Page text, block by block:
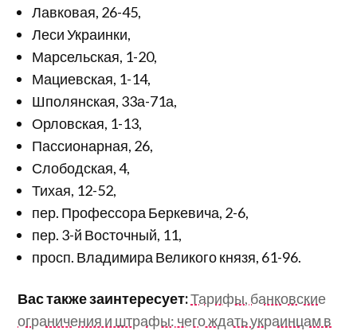
Лавковая, 26-45,
Леси Украинки,
Марсельская, 1-20,
Мациевская, 1-14,
Шполянская, 33а-71а,
Орловская, 1-13,
Пассионарная, 26,
Слободская, 4,
Тихая, 12-52,
пер. Профессора Беркевича, 2-6,
пер. 3-й Восточный, 11,
просп. Владимира Великого князя, 61-96.
Вас также заинтересует:Тарифы, банковские
ограничения и штрафы: чего ждать украинцам в